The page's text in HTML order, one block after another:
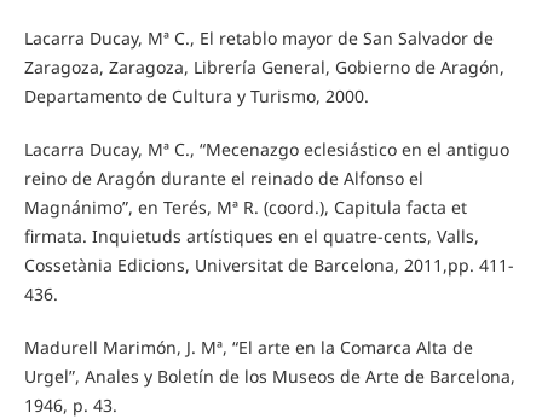
Lacarra Ducay, Mª C., El retablo mayor de San Salvador de
Zaragoza, Zaragoza, Librería General, Gobierno de Aragón,
Departamento de Cultura y Turismo, 2000.
Lacarra Ducay, Mª C., “Mecenazgo eclesiástico en el antiguo
reino de Aragón durante el reinado de Alfonso el
Magnánimo”, en Terés, Mª R. (coord.), Capitula facta et
firmata. Inquietuds artístiques en el quatre-cents, Valls,
Cossetània Edicions, Universitat de Barcelona, 2011,pp. 411-
436.
Madurell Marimón, J. Mª, “El arte en la Comarca Alta de
Urgel”, Anales y Boletín de los Museos de Arte de Barcelona,
1946, p. 43.